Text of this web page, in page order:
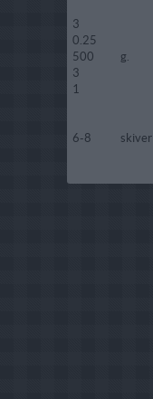
3
0.25
500
g.
3
1
6-8
skiver